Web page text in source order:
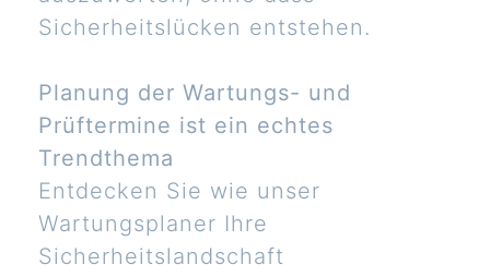
Sicherheitslücken entstehen.
Planung der Wartungs- und
Prüftermine ist ein echtes
Trendthema
Entdecken Sie wie unser
Wartungsplaner Ihre
Sicherheitslandschaft